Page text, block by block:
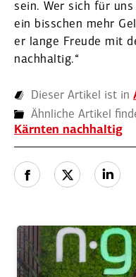
sein. Wer sich für
ein bisschen mehr
er lange Freude mit
nachhaltig.“
Dieser Artikel ist in
Ähnliche Artikel
Kärnten nachhaltig